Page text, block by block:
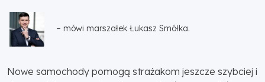
– mówi marszałek Łukasz Smółka.
Nowe samochody pomogą strażakom jeszcze szybciej i